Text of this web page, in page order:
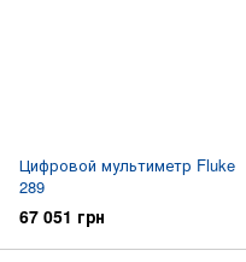
Цифровой мультиметр Fluke
289
67 051 грн